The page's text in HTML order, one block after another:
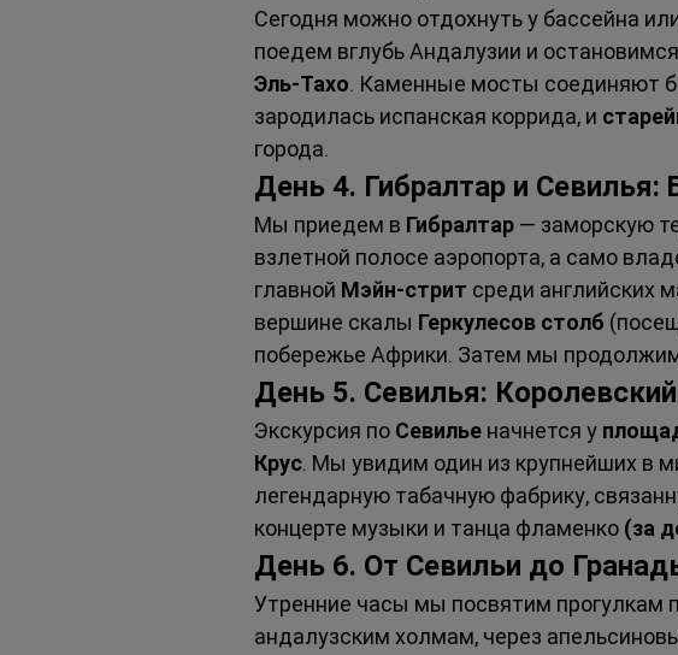
Сегодня можно отдохнуть у бассейна
поедем вглубь Андалузии и
Эль-Тахо. Каменные мосты соединяют
зародилась испанская коррида, и
города.
День 4. Гибралтар и Севилья:
Мы приедем в Гибралтар — заморскую
взлетной полосе аэропорта, а само
главной Мэйн-стрит среди английских
вершине скалы Геркулесов столб
побережье Африки. Затем мы продолжим
День 5. Севилья:
Экскурсия по Севилье начнется у
Крус. Мы увидим один из крупнейших в
легендарную табачную фабрику,
концерте музыки и танца фламенко (за
День 6. От Севильи до
Утренние часы мы посвятим прогулкам
андалузским холмам, через